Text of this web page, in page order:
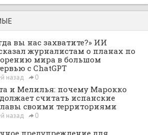
вы нас захватите?» ИИ
журналистам о планах по
мира в большом
с ChatGPT
назад 0
и Мелилья: почему Марокко
считать испанские
своими территориями
назад 0